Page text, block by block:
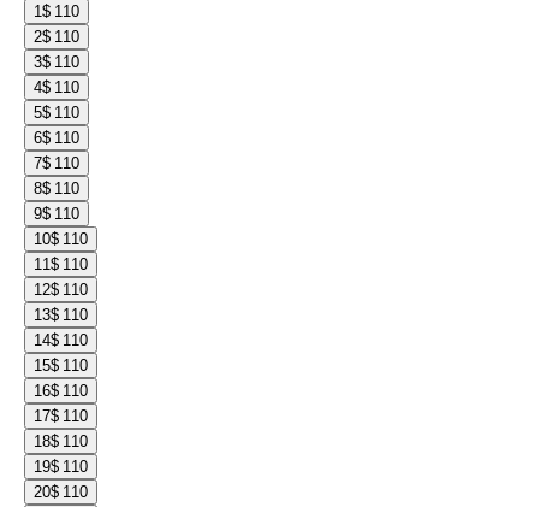
1$ 110
2$ 110
3$ 110
4$ 110
5$ 110
6$ 110
7$ 110
8$ 110
9$ 110
10$ 110
11$ 110
12$ 110
13$ 110
14$ 110
15$ 110
16$ 110
17$ 110
18$ 110
19$ 110
20$ 110